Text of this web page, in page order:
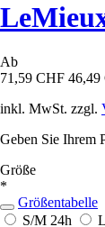
Ab
71,59 CHF 46,49
inkl. MwSt. zzgl.
Geben Sie Ihrem
Größe
*
Größentabelle
S/M 24h L